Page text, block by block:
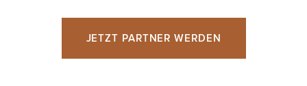
JETZT PARTNER WERDEN